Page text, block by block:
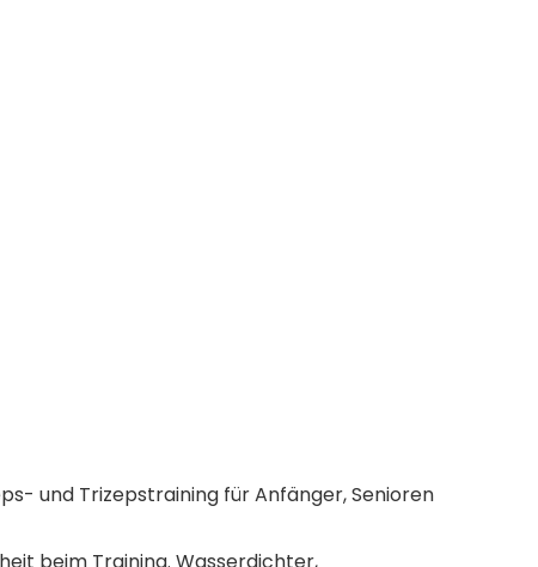
und Trizepstraining für Anfänger, Senioren